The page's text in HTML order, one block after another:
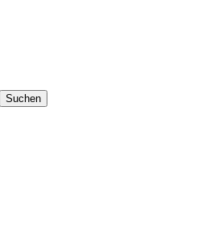
Suchen